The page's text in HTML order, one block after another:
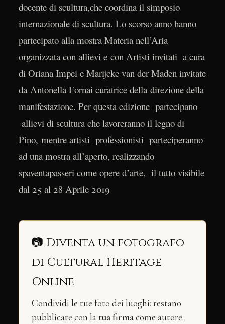
docente di scultura,che coordina il simposio
internazionale di scultura. Lo scorso anno hanno
partecipato alla mostra Materia nell’Aria
organizzata con allievi e con Artisti invitati a cura
di Oriana Impei e Marijcke van der Maden invitate
da Antonella Fornai curatrice della direzione della
manifestazione. Per questa edizione partecipano
allievi di scultura che lavoreranno il legno di
Pino, mentre artisti professionisti parteciperanno
ad una mostra all’aperto, realizzando
spaventapasseri come opere d’arte, il tutto visibile
dal 25 al 28 Aprile 2019
📷 Diventa un fotografo
di Cultural Heritage
Online
Condividi le tue foto dei luoghi: restano
pubblicate con la tua firmacome autore.